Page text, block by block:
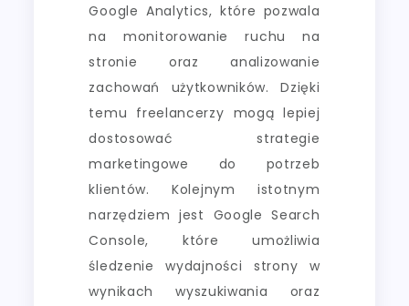
Google Analytics, które pozwala
na monitorowanie ruchu na
stronie oraz analizowanie
zachowań użytkowników. Dzięki
temu freelancerzy mogą lepiej
dostosować strategie
marketingowe do potrzeb
klientów. Kolejnym istotnym
narzędziem jest Google Search
Console, które umożliwia
śledzenie wydajności strony w
wynikach wyszukiwania oraz